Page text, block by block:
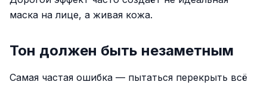
маска на лице, а живая кожа.
Тон должен быть незаметным
Самая частая ошибка — пытаться перекрыть всё